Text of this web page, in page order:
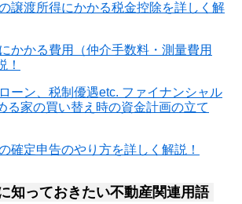
譲渡所得にかかる税金控除を詳しく解
かかる費用（仲介手数料・測量費用
！
ーン、税制優遇etc. ファイナンシャル
る家の買い替え時の資金計画の立て
確定申告のやり方を詳しく解説！
知っておきたい不動産関連用語